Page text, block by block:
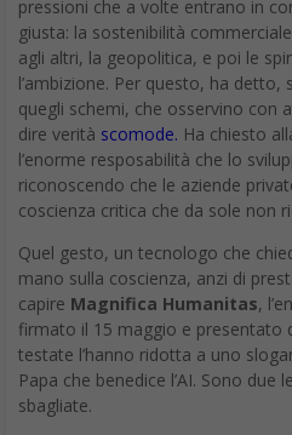
pressioni che a volte entrano in
giusta: la sostenibilità
agli altri, la geopolitica, e poi le
l’ambizione. Per questo, ha
quegli schemi, che osservino con
dire verità scomode. Ha chiesto
l’enorme resposabilità che lo
riconoscendo che le aziende
coscienza critica che da sole non
Quel gesto, un tecnologo che
mano sulla coscienza, anzi di
capire Magnifica Humanitas,
firmato il 15 maggio e presentato
testate l’hanno ridotta a uno
Papa che benedice l’AI. Sono
sbagliate.